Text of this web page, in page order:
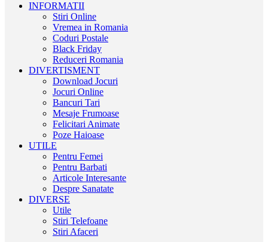
INFORMATII
Stiri Online
Vremea in Romania
Coduri Postale
Black Friday
Reduceri Romania
DIVERTISMENT
Download Jocuri
Jocuri Online
Bancuri Tari
Mesaje Frumoase
Felicitari Animate
Poze Haioase
UTILE
Pentru Femei
Pentru Barbati
Articole Interesante
Despre Sanatate
DIVERSE
Utile
Stiri Telefoane
Stiri Afaceri